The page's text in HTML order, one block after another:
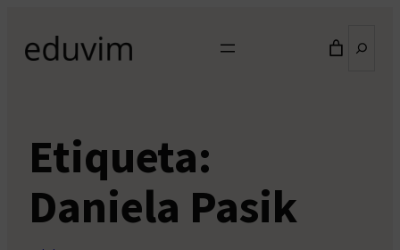
contenido
Etiqueta:
Daniela Pasik